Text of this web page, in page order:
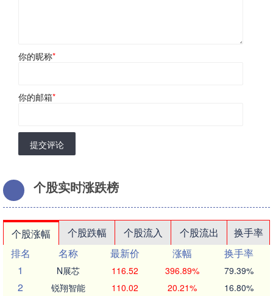
你的昵称*
你的邮箱*
提交评论
个股实时涨跌榜
个股涨幅 个股跌幅 个股流入 个股流出
换手率
排名
名称 最新价 涨幅
换手率
1
N展芯 116.52 396.89% 79.39%
2 锐翔智能 110.02 20.21% 16.80%